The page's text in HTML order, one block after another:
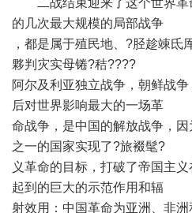
二战结束迎来了这个世界革
的几次最大规模的局部战争
，都是属于殖民地、?胫趁竦氐
夥判灾实母锩?秸????
阿尔及利亚独立战争，朝鲜战
后对世界影响最大的一场革
命战争，是中国的解放战争，
之一的国家实现了?旅裰髦?
义革命的目标，打破了帝国主
起到的巨大的示范作用和辐
射效用：中国革命为亚洲、非